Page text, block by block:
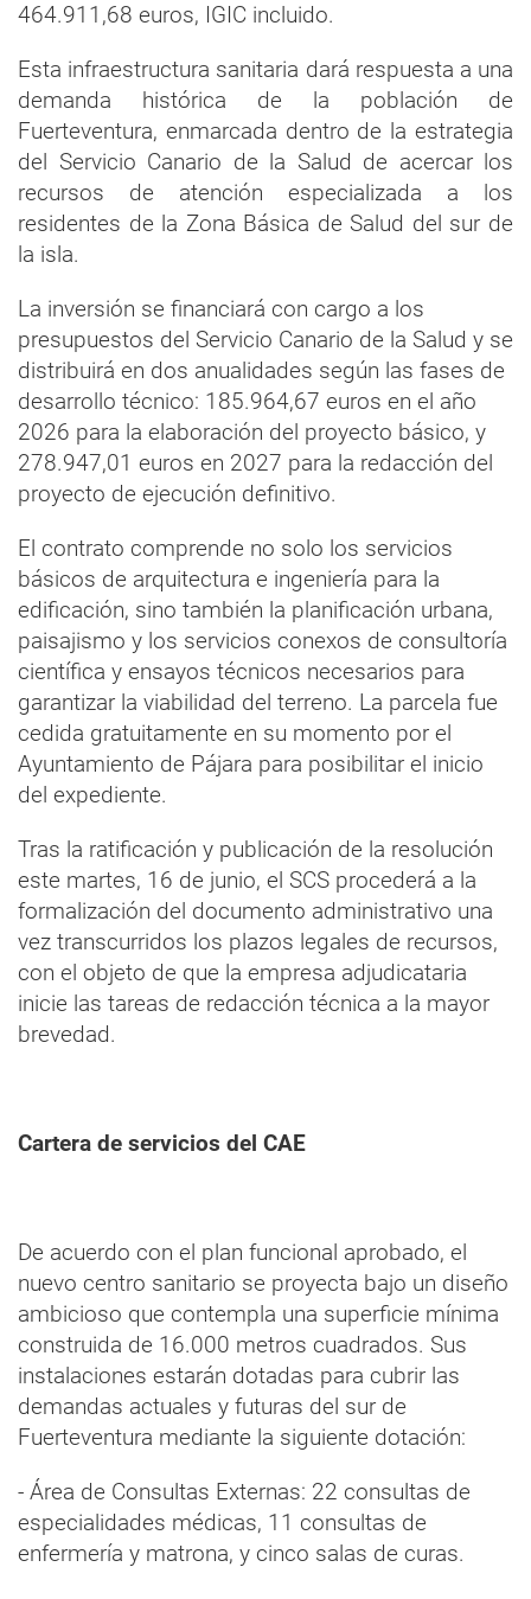
464.911,68 euros, IGIC incluido.
Esta infraestructura sanitaria dará respuesta a una
demanda histórica de la población de
Fuerteventura, enmarcada dentro de la estrategia
del Servicio Canario de la Salud de acercar los
recursos de atención especializada a los
residentes de la Zona Básica de Salud del sur de
la isla.
La inversión se financiará con cargo a los
presupuestos del Servicio Canario de la Salud y se
distribuirá en dos anualidades según las fases de
desarrollo técnico: 185.964,67 euros en el año
2026 para la elaboración del proyecto básico, y
278.947,01 euros en 2027 para la redacción del
proyecto de ejecución definitivo.
El contrato comprende no solo los servicios
básicos de arquitectura e ingeniería para la
edificación, sino también la planificación urbana,
paisajismo y los servicios conexos de consultoría
científica y ensayos técnicos necesarios para
garantizar la viabilidad del terreno. La parcela fue
cedida gratuitamente en su momento por el
Ayuntamiento de Pájara para posibilitar el inicio
del expediente.
Tras la ratificación y publicación de la resolución
este martes, 16 de junio, el SCS procederá a la
formalización del documento administrativo una
vez transcurridos los plazos legales de recursos,
con el objeto de que la empresa adjudicataria
inicie las tareas de redacción técnica a la mayor
brevedad.
Cartera de servicios del CAE
De acuerdo con el plan funcional aprobado, el
nuevo centro sanitario se proyecta bajo un diseño
ambicioso que contempla una superficie mínima
construida de 16.000 metros cuadrados. Sus
instalaciones estarán dotadas para cubrir las
demandas actuales y futuras del sur de
Fuerteventura mediante la siguiente dotación:
- Área de Consultas Externas: 22 consultas de
especialidades médicas, 11 consultas de
enfermería y matrona, y cinco salas de curas.